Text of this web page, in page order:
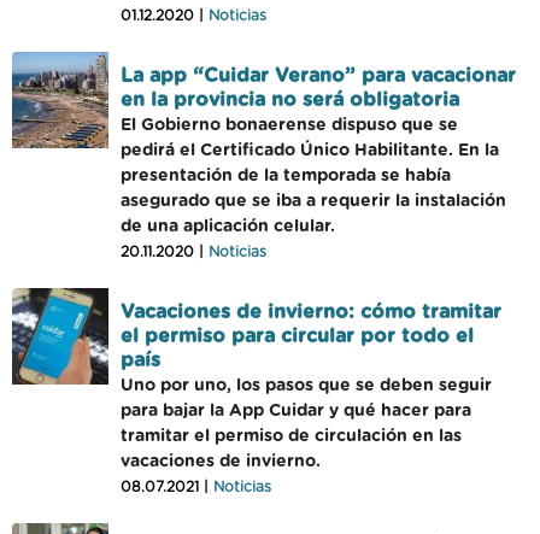
01.12.2020 | Noticias
La app “Cuidar Verano” para vacacionar
en la provincia no será obligatoria
El Gobierno bonaerense dispuso que se
pedirá el Certificado Único Habilitante. En la
presentación de la temporada se había
asegurado que se iba a requerir la instalación
de una aplicación celular.
20.11.2020 | Noticias
Vacaciones de invierno: cómo tramitar
el permiso para circular por todo el
país
Uno por uno, los pasos que se deben seguir
para bajar la App Cuidar y qué hacer para
tramitar el permiso de circulación en las
vacaciones de invierno.
08.07.2021 | Noticias